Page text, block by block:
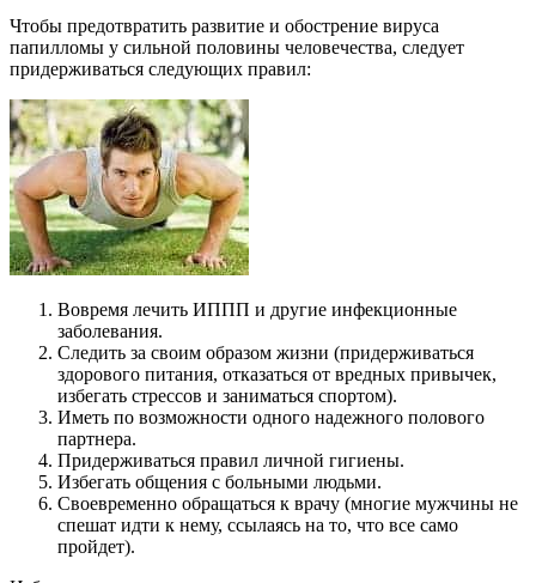
Чтобы предотвратить развитие и обострение вируса
папилломы у сильной половины человечества, следует
придерживаться следующих правил:
Вовремя лечить ИППП и другие инфекционные
заболевания.
Следить за своим образом жизни (придерживаться
здорового питания, отказаться от вредных привычек,
избегать стрессов и заниматься спортом).
Иметь по возможности одного надежного полового
партнера.
Придерживаться правил личной гигиены.
Избегать общения с больными людьми.
Своевременно обращаться к врачу (многие мужчины не
спешат идти к нему, ссылаясь на то, что все само
пройдет).